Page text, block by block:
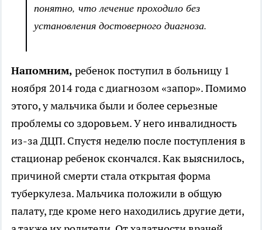
понятно, что лечение проходило без
установления достоверного диагноза.
Напомним, ребенок поступил в больницу 1
ноября 2014 года с диагнозом «запор». Помимо
этого, у мальчика были и более серьезные
проблемы со здоровьем. У него инвалидность
из-за ДЦП. Спустя неделю после поступления в
стационар ребенок скончался. Как выяснилось,
причиной смерти стала открытая форма
туберкулеза. Мальчика положили в общую
палату, где кроме него находились другие дети,